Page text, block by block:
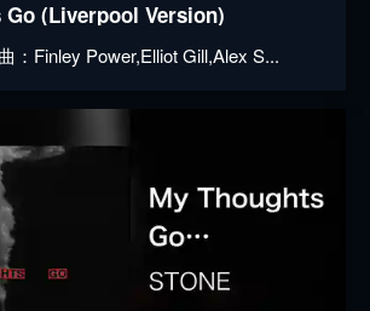
Go (Liverpool Version)
：Finley Power,Elliot Gill,Alex S...